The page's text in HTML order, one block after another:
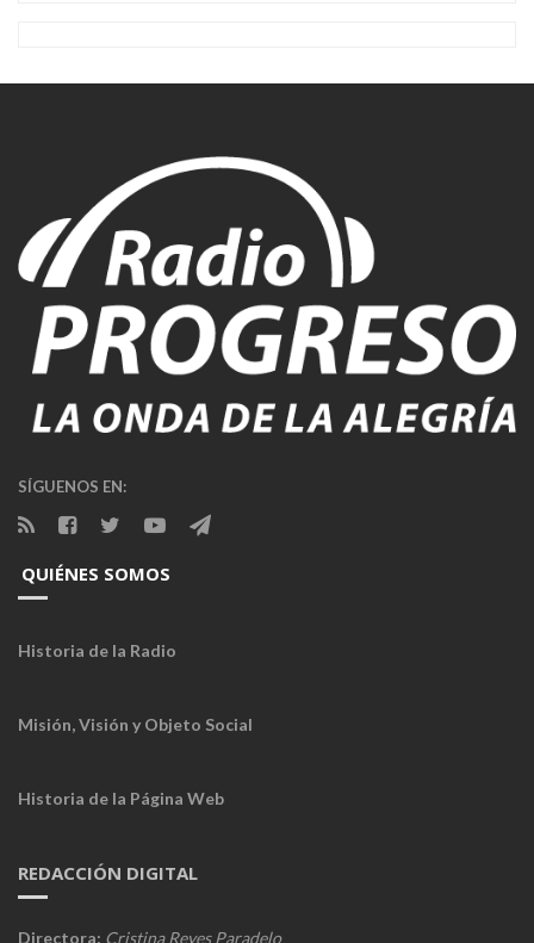
SÍGUENOS EN:
QUIÉNES SOMOS
Historia de la Radio
Misión, Visión y Objeto Social
Historia de la Página Web
REDACCIÓN DIGITAL
Directora: Cristina Reyes Paradelo